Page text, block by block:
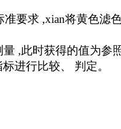
求 ,xian将黄色滤
时获得的值为参照油
较、 判定。